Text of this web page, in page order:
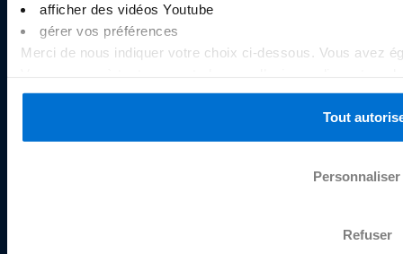
afficher des vidéos Youtube
gérer vos préférences
Merci de nous indiquer votre choix ci-dessous. Vous avez
chaque page du site internet. Pour plus d’information
Tout
Personnaliser
Refuser
À PROPOS
Qui sommes-nous ?
Documents légaux
Cookies